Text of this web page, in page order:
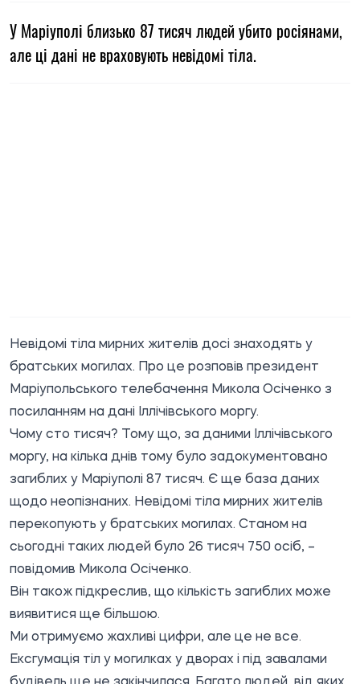
У Маріуполі близько 87 тисяч людей убито росіянами,
але ці дані не враховують невідомі тіла.
Невідомі тіла мирних жителів досі знаходять у
братських могилах. Про це розповів президент
Маріупольського телебачення Микола Осіченко з
посиланням на дані Іллічівського моргу.
Чому сто тисяч? Тому що, за даними Іллічівського
моргу, на кілька днів тому було задокументовано
загиблих у Маріуполі 87 тисяч. Є ще база даних
щодо неопізнаних. Невідомі тіла мирних жителів
перекопують у братських могилах. Станом на
сьогодні таких людей було 26 тисяч 750 осіб, –
повідомив Микола Осіченко.
Він також підкреслив, що кількість загиблих може
виявитися ще більшою.
Ми отримуємо жахливі цифри, але це не все.
Ексгумація тіл у могилках у дворах і під завалами